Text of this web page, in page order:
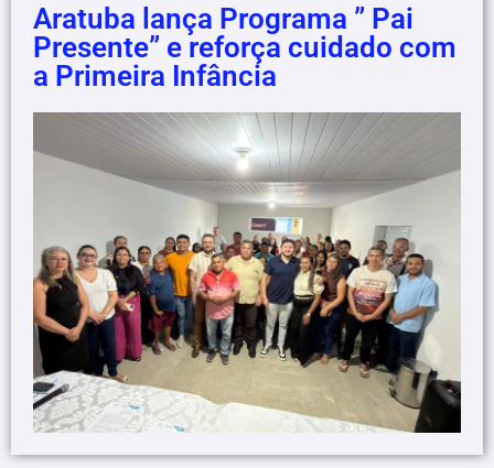
Aratuba lança Programa ” Pai
Presente” e reforça cuidado com
a Primeira Infância